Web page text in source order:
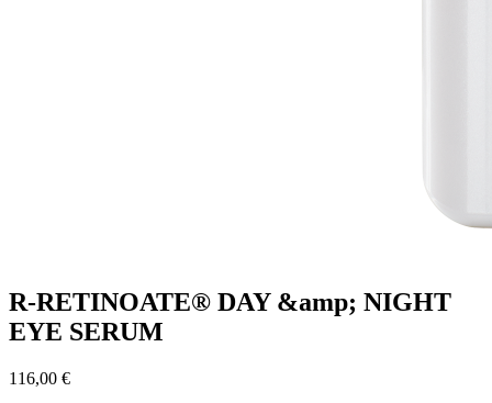
R-RETINOATE® DAY &amp; NIGHT
EYE SERUM
116,00 €